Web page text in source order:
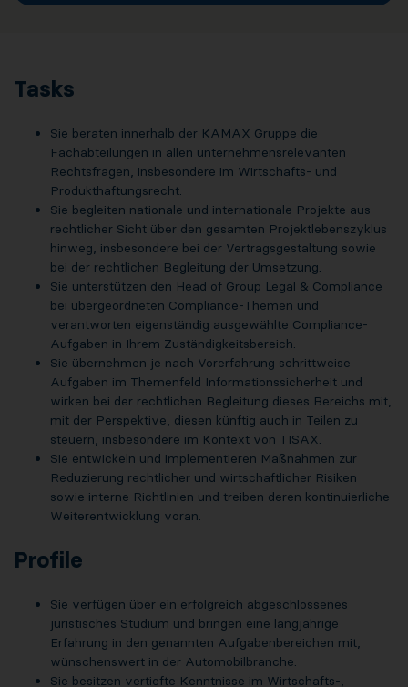
Tasks
Sie beraten innerhalb der KAMAX Gruppe die
Fachabteilungen in allen unternehmensrelevanten
Rechtsfragen, insbesondere im Wirtschafts- und
Produkthaftungsrecht.
Sie begleiten nationale und internationale Projekte aus
rechtlicher Sicht über den gesamten Projektlebenszyklus
hinweg, insbesondere bei der Vertragsgestaltung sowie
bei der rechtlichen Begleitung der Umsetzung.
Sie unterstützen den Head of Group Legal & Compliance
bei übergeordneten Compliance-Themen und
verantworten eigenständig ausgewählte Compliance-
Aufgaben in Ihrem Zuständigkeitsbereich.
Sie übernehmen je nach Vorerfahrung schrittweise
Aufgaben im Themenfeld Informationssicherheit und
wirken bei der rechtlichen Begleitung dieses Bereichs mit,
mit der Perspektive, diesen künftig auch in Teilen zu
steuern, insbesondere im Kontext von TISAX.
Sie entwickeln und implementieren Maßnahmen zur
Reduzierung rechtlicher und wirtschaftlicher Risiken
sowie interne Richtlinien und treiben deren kontinuierliche
Weiterentwicklung voran.
Profile
Sie verfügen über ein erfolgreich abgeschlossenes
juristisches Studium und bringen eine langjährige
Erfahrung in den genannten Aufgabenbereichen mit,
wünschenswert in der Automobilbranche.
Sie besitzen vertiefte Kenntnisse im Wirtschafts-,